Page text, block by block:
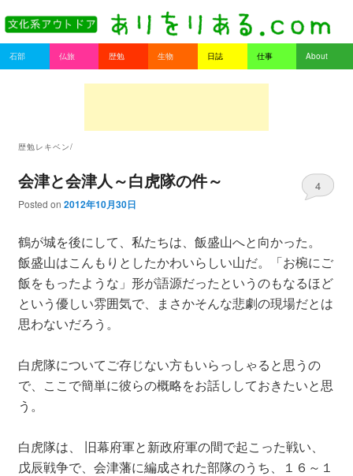
ありをりある.com
Main menu
Skip to primary content
Skip to secondary content
石部 仏旅 歴勉 生物 日誌 仕事 About
歴勉レキベン/
会津と会津人～白虎隊の件～
Posted on 2012年10月30日
4
鶴が城を後にして、私たちは、飯盛山へと向かった。
飯盛山はこんもりとしたかわいらしい山だ。「お椀にご
飯をもったような」形が語源だったというのもなるほど
という優しい雰囲気で、まさかそんな悲劇の現場だとは
思わないだろう。
白虎隊についてご存じない方もいらっしゃると思うの
で、ここで簡単に彼らの概略をお話ししておきたいと思
う。
白虎隊は、 旧幕府軍と新政府軍の間で起こった戦い、
戊辰戦争で、会津藩に編成された部隊のうち、１６～１